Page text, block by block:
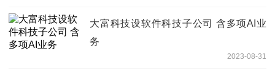
大富科技设软件科技子公司 含多项AI业
务
2023-08-31